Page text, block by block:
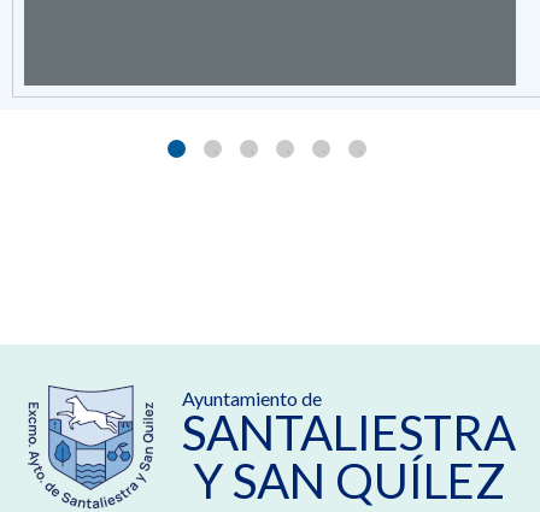
Ayuntamiento de
SANTALIESTRA
Y SAN QUÍLEZ